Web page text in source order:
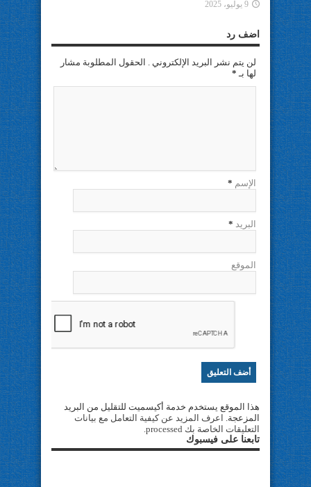
9 يوليو، 2025
اضف رد
لن يتم نشر البريد الإلكتروني . الحقول المطلوبة مشار
لها بـ *
الإسم *
البريد *
الموقع
هذا الموقع يستخدم خدمة أكيسميت للتقليل من البريد
المزعجة. اعرف المزيد عن كيفية التعامل مع بيانات
التعليقات الخاصة بك processed
.
تابعنا على فيسبوك